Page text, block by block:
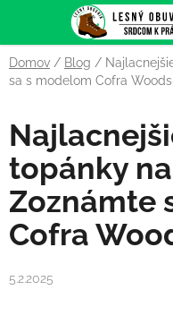
obsah
Domov / Blog /
sa s modelom Cofra
topánky
Zoznámte
Cofra
5.2.2025